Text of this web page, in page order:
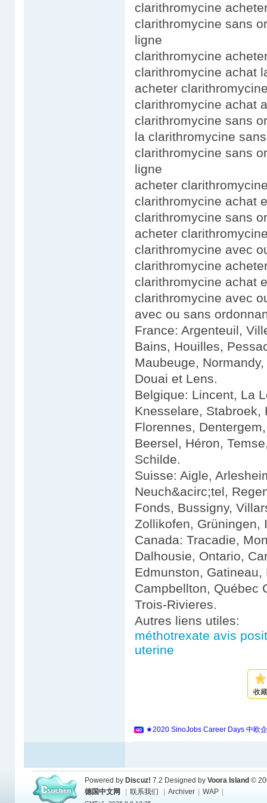
clarithromycine
clarithromycine sans
ligne
clarithromycine
clarithromycine achat
acheter
clarithromycine achat
clarithromycine sans
la clarithromycine
clarithromycine sans
ligne
acheter
clarithromycine achat
clarithromycine sans
acheter
clarithromycine avec
clarithromycine
clarithromycine achat
clarithromycine avec
avec ou sans
France: Argenteuil,
Bains, Houilles,
Maubeuge,
Douai et Lens.
Belgique: Lincent, La
Knesselare, Stabroek,
Florennes,
Beersel, Héron,
Schilde.
Suisse: Aigle,
Neuch&acirc;tel,
Fonds, Bussigny,
Zollikofen, Grüningen,
Canada: Tracadie,
Dalhousie, Ontario,
Edmunston,
Campbellton, Québec
Trois-Rivieres.
Autres liens utiles:
méthotrexate avis
uterine
收
★2020 SinoJobs Career Days 中欧
Powered by Discuz! 7.2 Designed by Voora Island ©
德国中文网
联系我们 Archiver WAP